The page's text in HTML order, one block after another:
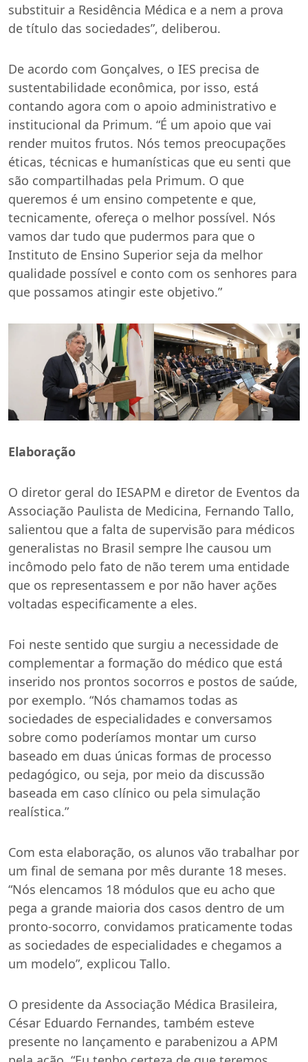
substituir a Residência Médica e a nem a prova
de título das sociedades”, deliberou.
De acordo com Gonçalves, o IES precisa de
sustentabilidade econômica, por isso, está
contando agora com o apoio administrativo e
institucional da Primum. “É um apoio que vai
render muitos frutos. Nós temos preocupações
éticas, técnicas e humanísticas que eu senti que
são compartilhadas pela Primum. O que
queremos é um ensino competente e que,
tecnicamente, ofereça o melhor possível. Nós
vamos dar tudo que pudermos para que o
Instituto de Ensino Superior seja da melhor
qualidade possível e conto com os senhores para
que possamos atingir este objetivo.”
Elaboração
O diretor geral do IESAPM e diretor de Eventos da
Associação Paulista de Medicina, Fernando Tallo,
salientou que a falta de supervisão para médicos
generalistas no Brasil sempre lhe causou um
incômodo pelo fato de não terem uma entidade
que os representassem e por não haver ações
voltadas especificamente a eles.
Foi neste sentido que surgiu a necessidade de
complementar a formação do médico que está
inserido nos prontos socorros e postos de saúde,
por exemplo. “Nós chamamos todas as
sociedades de especialidades e conversamos
sobre como poderíamos montar um curso
baseado em duas únicas formas de processo
pedagógico, ou seja, por meio da discussão
baseada em caso clínico ou pela simulação
realística.”
Com esta elaboração, os alunos vão trabalhar por
um final de semana por mês durante 18 meses.
“Nós elencamos 18 módulos que eu acho que
pega a grande maioria dos casos dentro de um
pronto-socorro, convidamos praticamente todas
as sociedades de especialidades e chegamos a
um modelo”, explicou Tallo.
O presidente da Associação Médica Brasileira,
César Eduardo Fernandes, também esteve
presente no lançamento e parabenizou a APM